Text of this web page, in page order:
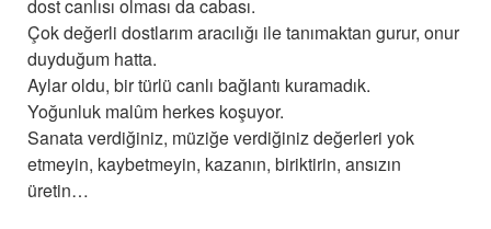
dost canlısı olması da cabası.
Çok değerli dostlarım aracılığı ile tanımaktan gurur, onur
duyduğum hatta.
Aylar oldu, bir türlü canlı bağlantı kuramadık.
Yoğunluk malûm herkes koşuyor.
Sanata verdiğiniz, müziğe verdiğiniz değerleri yok
etmeyin, kaybetmeyin, kazanın, biriktirin, ansızın
üretin…